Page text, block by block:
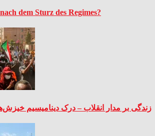
dem Sturz des Regimes?
زندگی بر مدار انقلاب – درک دینامیسیم